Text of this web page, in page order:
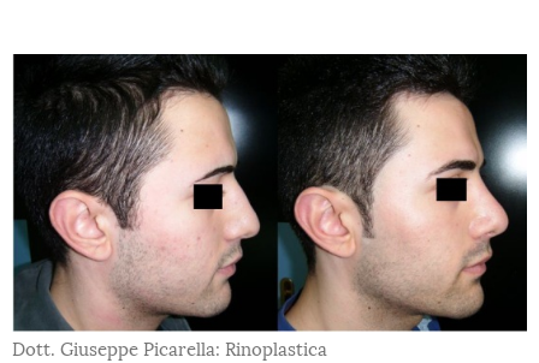
Dott. Giuseppe Picarella: Rinoplastica